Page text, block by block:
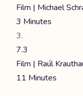
Film | Michael
3 Minutes
7.3
Film | Raúl
11 Minutes